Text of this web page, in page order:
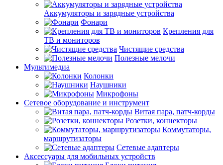
Аккумуляторы и зарядные устройства
Фонари
Крепления для
ТВ и мониторов
Чистящие средства
Полезные мелочи
Мультимедиа
Колонки
Наушники
Микрофоны
Сетевое оборудование и инструмент
Витая пара, патч-корды
Розетки, коннекторы
Коммутаторы,
маршрутизаторы
Сетевые адаптеры
Аксессуары для мобильных устройств